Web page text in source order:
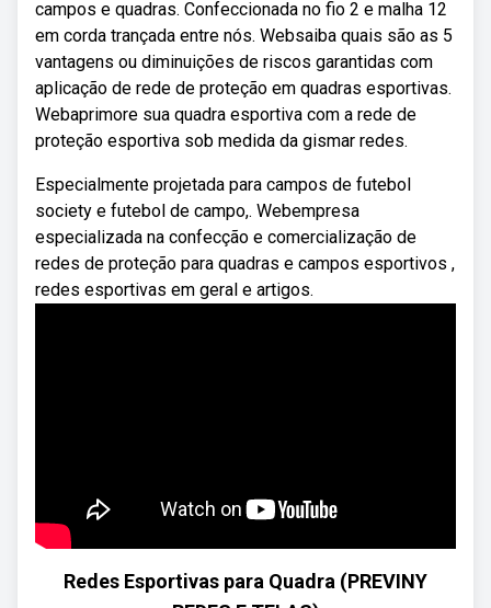
campos e quadras. Confeccionada no fio 2 e malha 12
em corda trançada entre nós. Websaiba quais são as 5
vantagens ou diminuições de riscos garantidas com
aplicação de rede de proteção em quadras esportivas.
Webaprimore sua quadra esportiva com a rede de
proteção esportiva sob medida da gismar redes.
Especialmente projetada para campos de futebol
society e futebol de campo,. Webempresa
especializada na confecção e comercialização de
redes de proteção para quadras e campos esportivos ,
redes esportivas em geral e artigos.
Redes Esportivas para Quadra (PREVINY